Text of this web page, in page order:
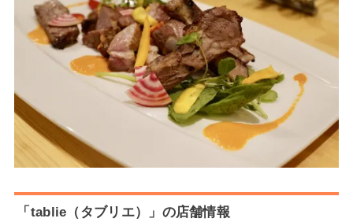
「tablie（タブリエ）」の店舗情報